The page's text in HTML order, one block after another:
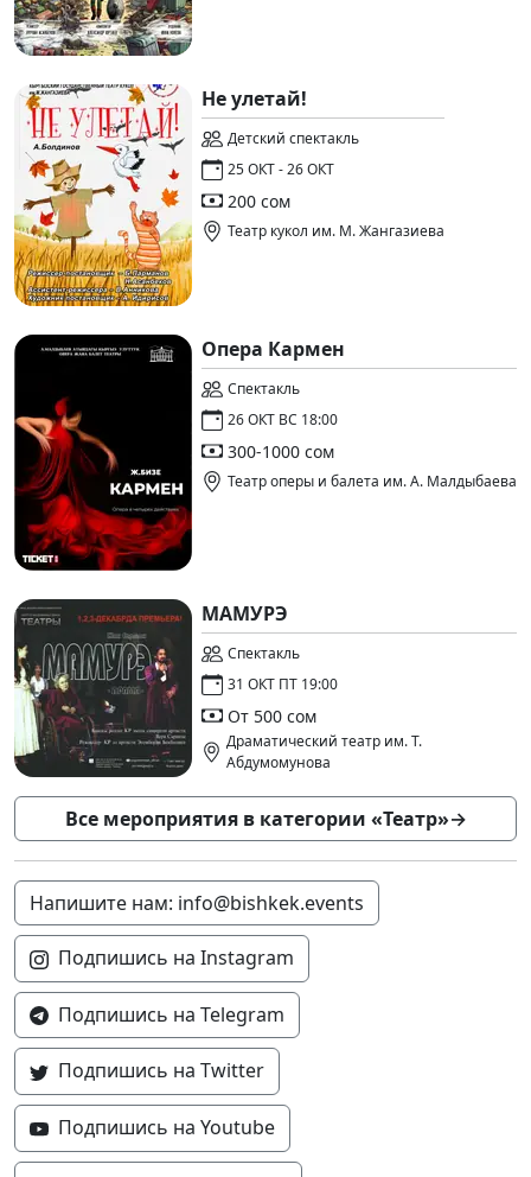
Не улетай!
Детский спектакль
25 ОКТ - 26 ОКТ
200 сом
Театр кукол им. М. Жангазиева
Опера Кармен
Спектакль
26 ОКТ ВС 18:00
300-1000 сом
Театр оперы и балета им. А. Малдыбаева
МАМУРЭ
Спектакль
31 ОКТ ПТ 19:00
От 500 сом
Драматический театр им. Т.
Абдумомунова
Все мероприятия в категории «Театр»→
Напишите нам: info@bishkek.events
Подпишись на Instagram
Подпишись на Telegram
Подпишись на Twitter
Подпишись на Youtube